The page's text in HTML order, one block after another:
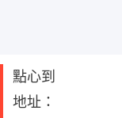
點心到
地址：